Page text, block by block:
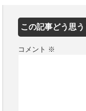
この記事どう思う
コメント ※